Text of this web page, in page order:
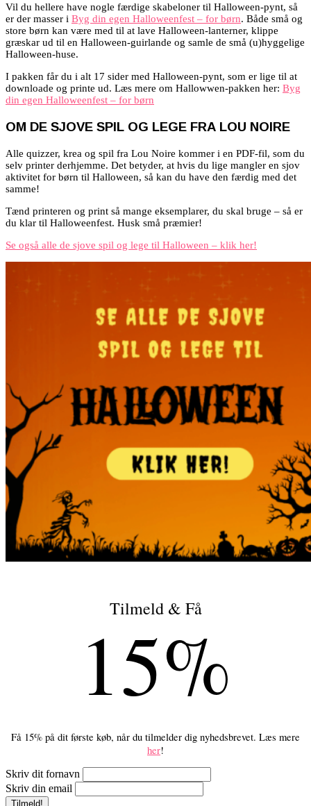
Vil du hellere have nogle færdige skabeloner til Halloween-pynt, så
er der masser i Byg din egen Halloweenfest – for børn. Både små og
store børn kan være med til at lave Halloween-lanterner, klippe
græskar ud til en Halloween-guirlande og samle de små (u)hyggelige
Halloween-huse.
I pakken får du i alt 17 sider med Halloween-pynt, som er lige til at
downloade og printe ud. Læs mere om Hallowwen-pakken her: Byg
din egen Halloweenfest – for børn
OM DE SJOVE SPIL OG LEGE FRA LOU NOIRE
Alle quizzer, krea og spil fra Lou Noire kommer i en PDF-fil, som du
selv printer derhjemme. Det betyder, at hvis du lige mangler en sjov
aktivitet for børn til Halloween, så kan du have den færdig med det
samme!
Tænd printeren og print så mange eksemplarer, du skal bruge – så er
du klar til Halloweenfest. Husk små præmier!
Se også alle de sjove spil og lege til Halloween – klik her!
Tilmeld & Få
15%
Få 15% på dit første køb, når du tilmelder dig nyhedsbrevet. Læs mere
her!
Skriv dit fornavn
Skriv din email